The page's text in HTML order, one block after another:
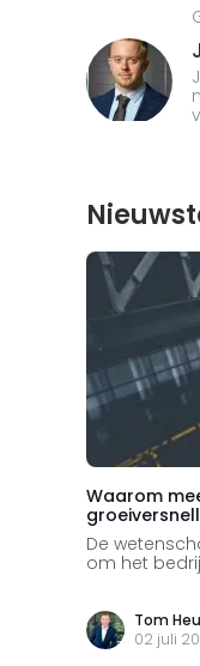
Waarom
De
om het
Tom
02 juli